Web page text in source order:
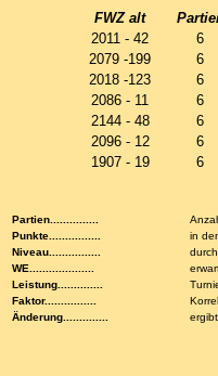
FWZ alt
2011 - 42
6
2079 -199
6
2018 -123
6
2086 - 11
6
2144 - 48
6
2096 - 12
6
1907 - 19 6
Partien...............
Punkte................
in
Niveau................
WE....................
Leistung..............
Faktor................
Änderung..............